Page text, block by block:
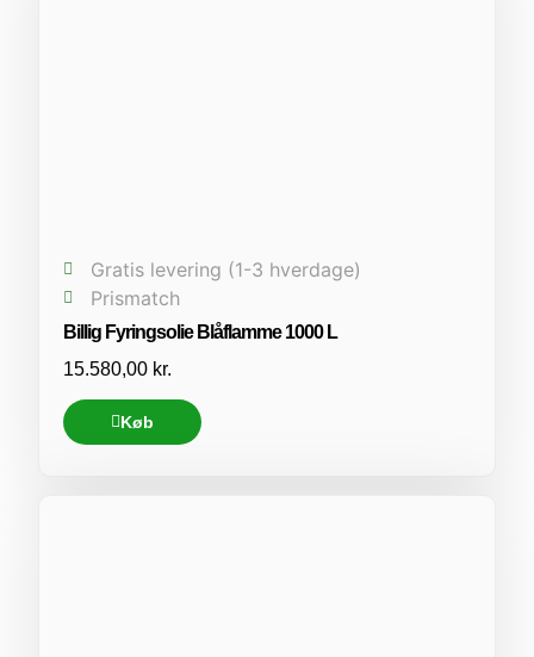
Gratis levering (1-3 hverdage)
Prismatch
Billig Fyringsolie Blåflamme 1000 L
15.580,00 kr.
Køb